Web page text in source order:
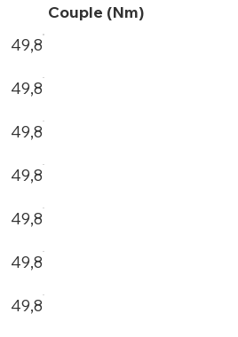
Couple (Nm)
49,8
49,8
49,8
49,8
49,8
49,8
49,8